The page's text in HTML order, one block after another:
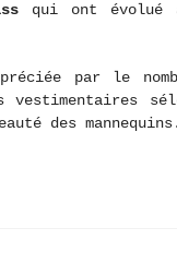
qui ont évolué
par le
vestimentaires
des mannequins.